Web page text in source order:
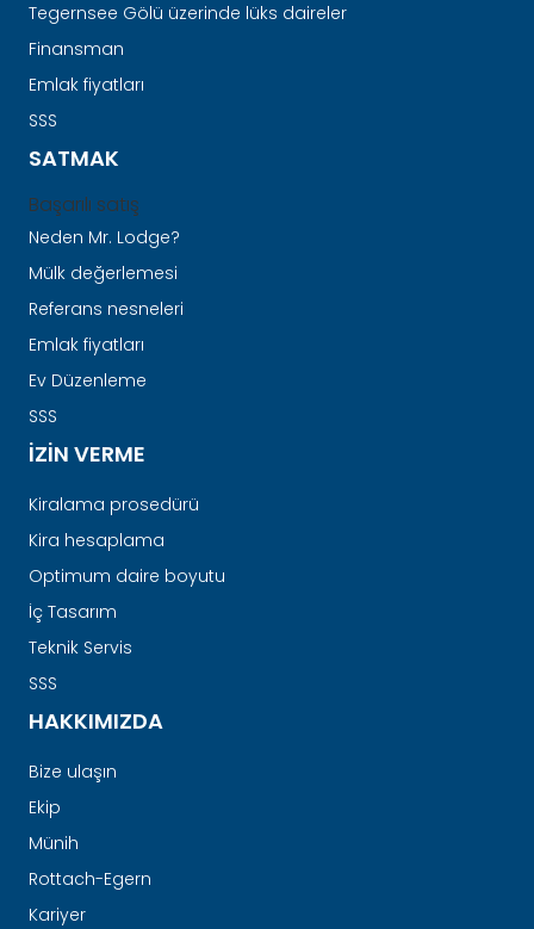
Tegernsee Gölü üzerinde lüks daireler
Finansman
Emlak fiyatları
SSS
SATMAK
Başarılı satış
Neden Mr. Lodge?
Mülk değerlemesi
Referans nesneleri
Emlak fiyatları
Ev Düzenleme
SSS
İZIN VERME
Kiralama prosedürü
Kira hesaplama
Optimum daire boyutu
İç Tasarım
Teknik Servis
SSS
HAKKIMIZDA
Bize ulaşın
Ekip
Münih
Rottach-Egern
Kariyer